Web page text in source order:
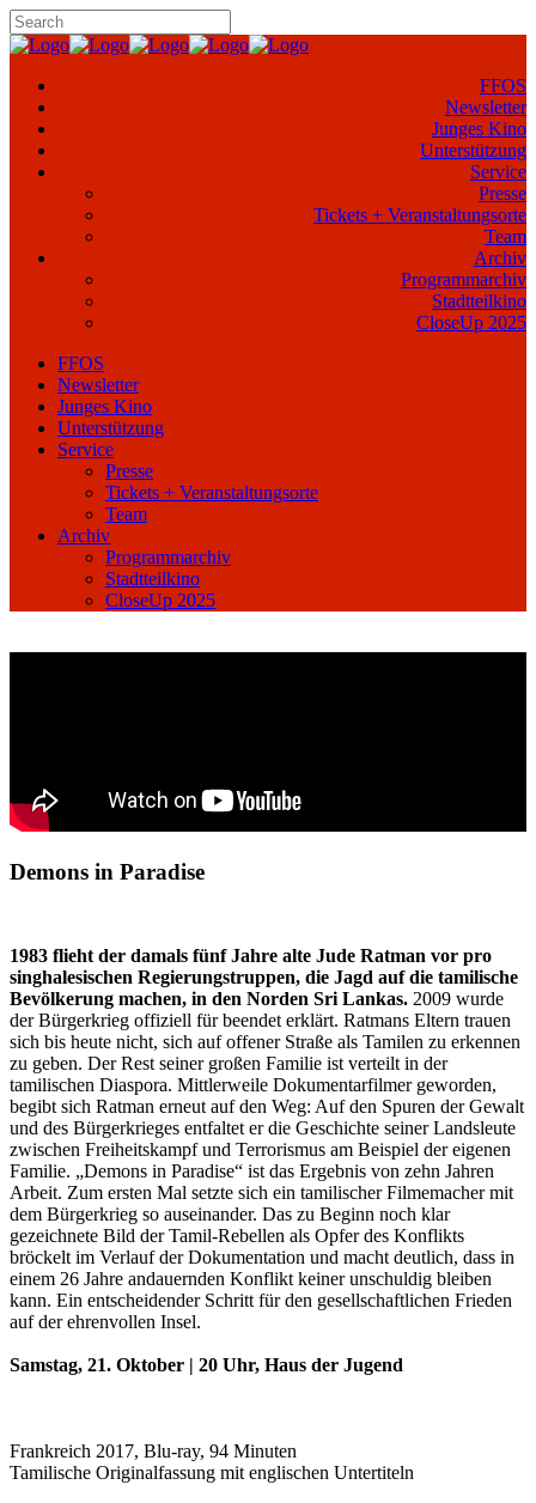
FFOS
Newsletter
Junges Kino
Unterstützung
Service
Presse
Tickets + Veranstaltungsorte
Team
Archiv
Programmarchiv
Stadtteilkino
CloseUp 2025
FFOS
Newsletter
Junges Kino
Unterstützung
Service
Presse
Tickets + Veranstaltungsorte
Team
Archiv
Programmarchiv
Stadtteilkino
CloseUp 2025
Demons in Paradise
1983 flieht der damals fünf Jahre alte Jude Ratman vor pro
singhalesischen Regierungstruppen, die Jagd auf die tamilische
Bevölkerung machen, in den Norden Sri Lankas. 2009 wurde
der Bürgerkrieg offiziell für beendet erklärt. Ratmans Eltern trauen
sich bis heute nicht, sich auf offener Straße als Tamilen zu erkennen
zu geben. Der Rest seiner großen Familie ist verteilt in der
tamilischen Diaspora. Mittlerweile Dokumentarfilmer geworden,
begibt sich Ratman erneut auf den Weg: Auf den Spuren der Gewalt
und des Bürgerkrieges entfaltet er die Geschichte seiner Landsleute
zwischen Freiheitskampf und Terrorismus am Beispiel der eigenen
Familie. „Demons in Paradise“ ist das Ergebnis von zehn Jahren
Arbeit. Zum ersten Mal setzte sich ein tamilischer Filmemacher mit
dem Bürgerkrieg so auseinander. Das zu Beginn noch klar
gezeichnete Bild der Tamil-Rebellen als Opfer des Konflikts
bröckelt im Verlauf der Dokumentation und macht deutlich, dass in
einem 26 Jahre andauernden Konflikt keiner unschuldig bleiben
kann. Ein entscheidender Schritt für den gesellschaftlichen Frieden
auf der ehrenvollen Insel.
Samstag, 21. Oktober | 20 Uhr, Haus der Jugend
Frankreich 2017, Blu-ray, 94 Minuten
Tamilische Originalfassung mit englischen Untertiteln